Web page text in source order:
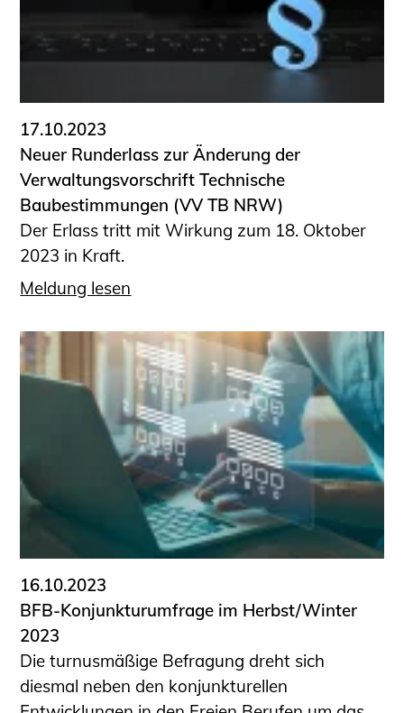
17.10.2023
Neuer Runderlass zur Änderung der
Verwaltungsvorschrift Technische
Baubestimmungen (VV TB NRW)
Der Erlass tritt mit Wirkung zum 18. Oktober
2023 in Kraft.
Meldung lesen
16.10.2023
BFB-Konjunkturumfrage im Herbst/Winter
2023
Die turnusmäßige Befragung dreht sich
diesmal neben den konjunkturellen